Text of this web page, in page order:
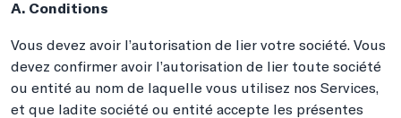
A. Conditions
Vous devez avoir l’autorisation de lier votre société. Vous
devez confirmer avoir l’autorisation de lier toute société
ou entité au nom de laquelle vous utilisez nos Services,
et que ladite société ou entité accepte les présentes